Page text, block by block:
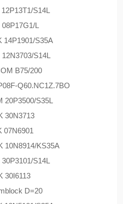
S14L
L
14P1901/S35A
S14L
B75/200
Q60.NC1Z.7BO
20P3500/S35L
30N3713
07N6901
10N8914/KS35A
S14L
30I6113
D=20